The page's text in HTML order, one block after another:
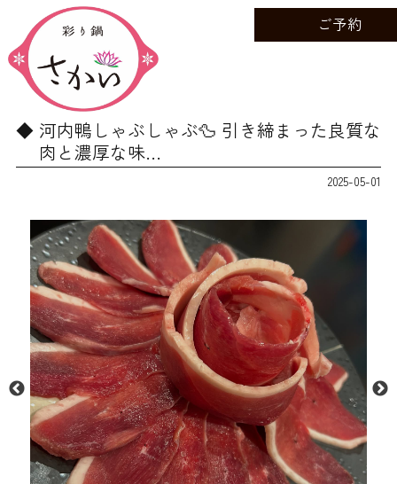
ご予約
河内鴨しゃぶしゃぶ🦆 引き締まった良質な
肉と濃厚な味…
2025-05-01